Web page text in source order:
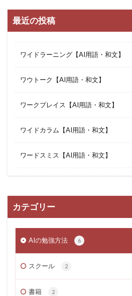
最近の投稿
ワイドラーニング【AI用語・和文】
ワウトーク【AI用語・和文】
ワークプレイス【AI用語・和文】
ワイドカラム【AI用語・和文】
ワードスミス【AI用語・和文】
カテゴリー
AIの勉強方法 6
スクール 2
書籍 2